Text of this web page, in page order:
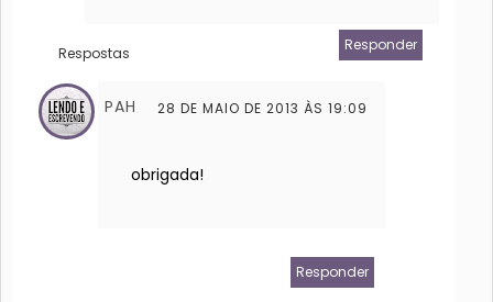
Responder
Respostas
PAH 28 DE MAIO DE 2013 ÀS 19:09
obrigada!
Responder